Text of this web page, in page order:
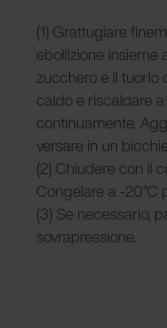
(1) Grattugiare
ebollizione insieme
zucchero e il tuorlo
caldo e riscaldare
continuamente.
versare in un
(2) Chiudere con il
Congelare a -20°C
(3) Se necessario,
sovrapressione.